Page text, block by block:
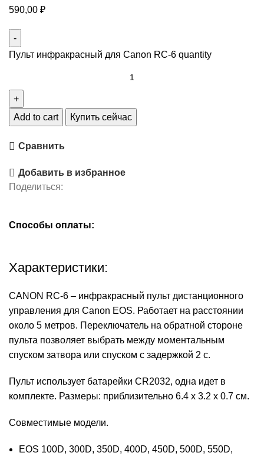
590,00 ₽
Пульт инфракрасный для Canon RC-6 quantity
Add to cart Купить сейчас
Сравнить
Добавить в избранное
Поделиться:
Способы оплаты:
Характеристики:
CANON RC-6 – инфракрасный пульт дистанционного
управления для Canon EOS. Работает на расстоянии
около 5 метров. Переключатель на обратной стороне
пульта позволяет выбрать между моментальным
спуском затвора или спуском с задержкой 2 с.
Пульт использует батарейки CR2032, одна идет в
комплекте. Размеры: приблизительно 6.4 х 3.2 х 0.7 см.
Совместимые модели.
EOS 100D, 300D, 350D, 400D, 450D, 500D, 550D,